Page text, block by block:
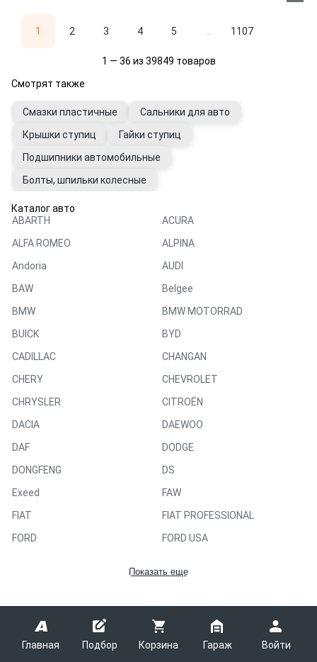
Главная Подбор Корзина Гараж Войти
1 2 3 4 5 1107
1 — 36 из 39849 товаров
Смотрят также
Смазки пластичные
Сальники для авто
Крышки ступиц
Гайки ступиц
Подшипники автомобильные
Болты, шпильки колесные
Каталог авто
ABARTH
ACURA
ALFA ROMEO
ALPINA
Andoria
AUDI
BAW
Belgee
BMW
BMW MOTORRAD
BUICK
BYD
CADILLAC
CHANGAN
CHERY
CHEVROLET
CHRYSLER
CITROËN
DACIA
DAEWOO
DAF
DODGE
DONGFENG
DS
Exeed
FAW
FIAT
FIAT PROFESSIONAL
FORD
FORD USA
GREAT WALL
HAVAL
HONDA
HUMMER
HYUNDAI
INFINITI
Показать еще